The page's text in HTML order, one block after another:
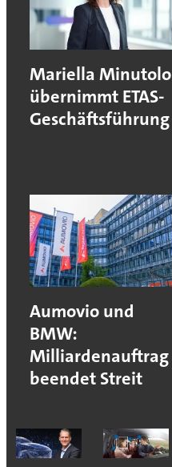
Mariella Minutolo
übernimmt ETAS-
Geschäftsführung
Aumovio und
BMW:
Milliardenauftrag
beendet Streit